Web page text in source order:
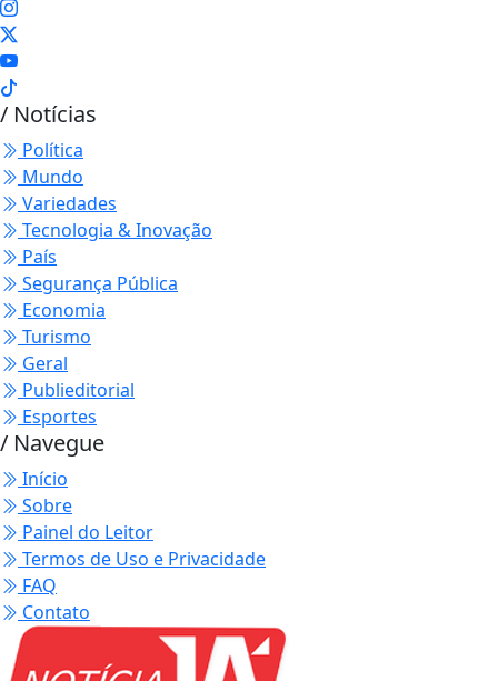
/ Notícias
Política
Mundo
Variedades
Tecnologia & Inovação
País
Segurança Pública
Economia
Turismo
Geral
Publieditorial
Esportes
/ Navegue
Início
Sobre
Painel do Leitor
Termos de Uso e Privacidade
FAQ
Contato